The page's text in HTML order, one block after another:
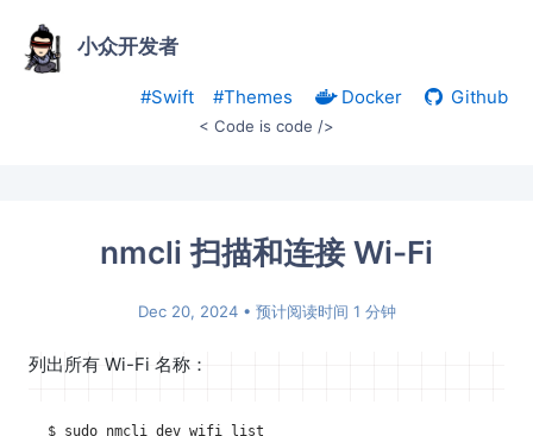
小众开发者
#Swift #Themes Docker Github
< Code is code />
nmcli 扫描和连接 Wi-Fi
Dec 20, 2024• 预计阅读时间 1 分钟
列出所有 Wi-Fi 名称：